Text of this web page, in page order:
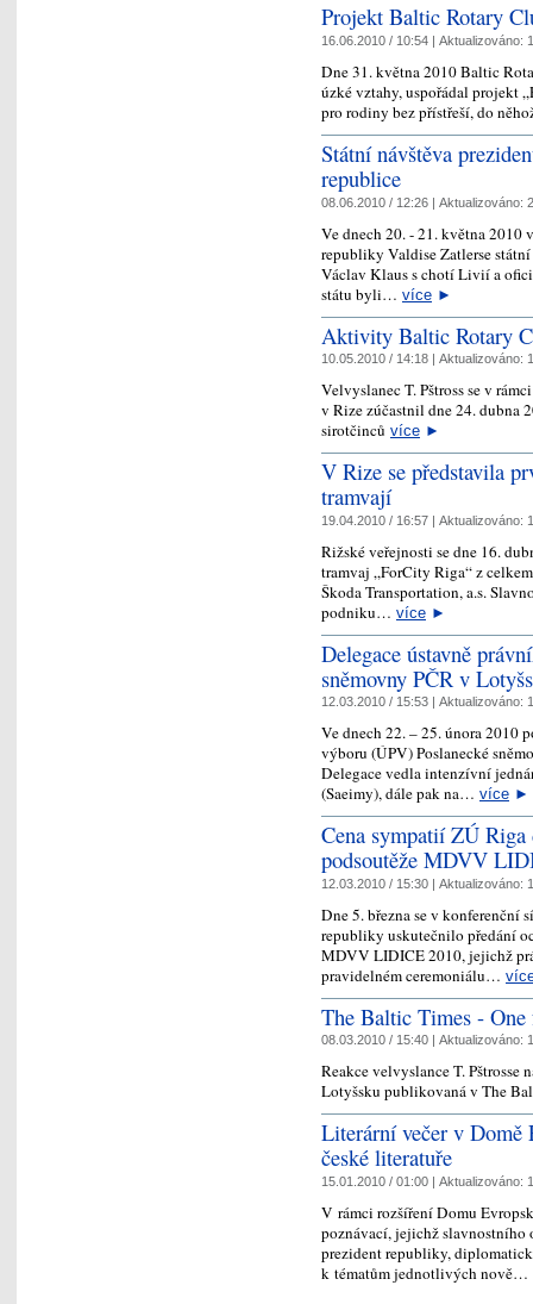
Projekt Baltic Rotary
16.06.2010 / 10:54 | Aktualizováno:
Dne 31. května 2010 Baltic
úzké vztahy, uspořádal projekt
pro rodiny bez přístřeší, do
Státní návštěva
republice
08.06.2010 / 12:26 | Aktualizováno:
Ve dnech 20. - 21. května 2010
republiky Valdise Zatlerse
Václav Klaus s chotí Livií a
státu byli… více ►
Aktivity Baltic Rotary
10.05.2010 / 14:18 | Aktualizováno:
Velvyslanec T. Pštross se v
v Rize zúčastnil dne 24. dubna
sirotčinců více ►
V Rize se představila
tramvají
19.04.2010 / 16:57 | Aktualizováno:
Rižské veřejnosti se dne 16.
tramvaj „ForCity Riga“ z
Škoda Transportation, a.s.
podniku… více ►
Delegace ústavně
sněmovny PČR v
12.03.2010 / 15:53 | Aktualizováno:
Ve dnech 22. – 25. února 2010
výboru (ÚPV) Poslanecké
Delegace vedla intenzívní
(Saeimy), dále pak na… více ►
Cena sympatií ZÚ
podsoutěže MDVV
12.03.2010 / 15:30 | Aktualizováno:
Dne 5. března se v
republiky uskutečnilo předání
MDVV LIDICE 2010, jejichž
pravidelném ceremoniálu…
The Baltic Times -
08.03.2010 / 15:40 | Aktualizováno:
Reakce velvyslance T. Pštrosse
Lotyšsku publikovaná v The
Literární večer v Domě
české literatuře
15.01.2010 / 01:00 | Aktualizováno:
V rámci rozšíření Domu
poznávací, jejichž slavnostního
prezident republiky,
k tématům jednotlivých nově…